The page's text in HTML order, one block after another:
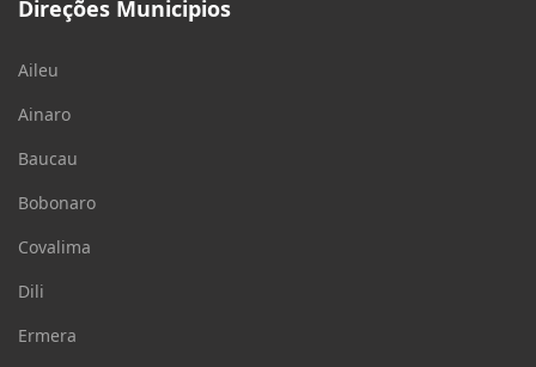
Direções Municipios
Aileu
Ainaro
Baucau
Bobonaro
Covalima
Dili
Ermera